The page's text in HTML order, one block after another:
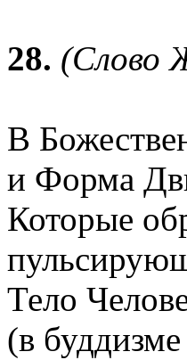
28. (Слово
В
и Форма
Которые
Тело
(в